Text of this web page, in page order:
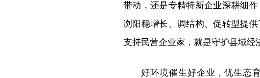
带动，还是专精特新企业深耕细
浏阳稳增长、调结构、促转型提
支持民营企业家，就是守护县域经
好环境催生好企业，优生态